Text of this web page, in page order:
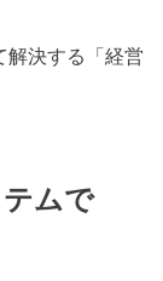
解決する「経営
ムで